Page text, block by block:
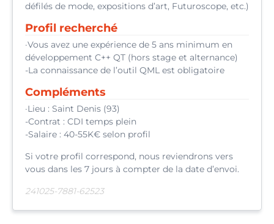
défilés de mode, expositions d’art, Futuroscope, etc.)
Profil recherché
·Vous avez une expérience de 5 ans minimum en
développement C++ QT (hors stage et alternance)
-La connaissance de l’outil QML est obligatoire
Compléments
·Lieu : Saint Denis (93)
-Contrat : CDI temps plein
-Salaire : 40-55K€ selon profil
Si votre profil correspond, nous reviendrons vers
vous dans les 7 jours à compter de la date d’envoi.
241025-7881-62523